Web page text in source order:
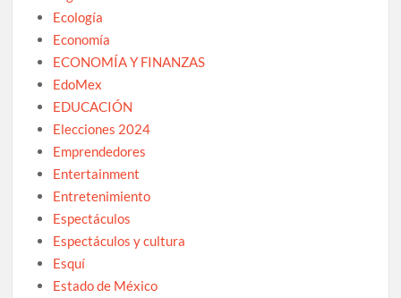
Ecología
Economía
ECONOMÍA Y FINANZAS
EdoMex
EDUCACIÓN
Elecciones 2024
Emprendedores
Entertainment
Entretenimiento
Espectáculos
Espectáculos y cultura
Esquí
Estado de México